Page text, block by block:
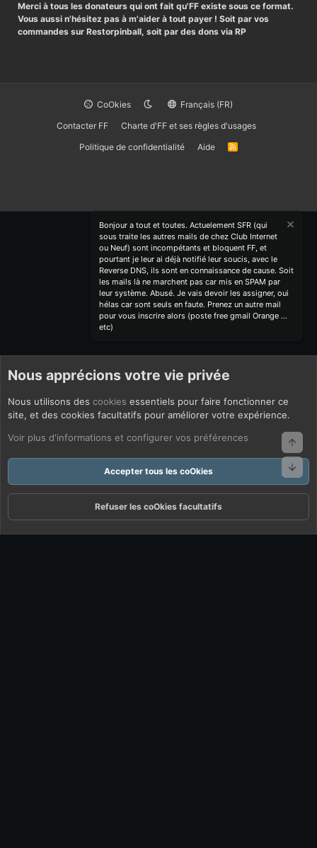
Merci à tous les donateurs qui ont fait qu'FF existe sous ce format.
Vous aussi n'hésitez pas à m'aider à tout payer ! Soit par vos
commandes sur Restorpinball, soit par des dons via RP
CoOkies
Français (FR)
Contacter FF
Charte d'FF et ses règles d'usages
Politique de confidentialité
Aide
R
Bonjour a tout et toutes. Actuelement SFR (qui
sous traite les autres mails de chez Club Internet
ou Neuf) sont incompétants et bloquent FF, et
pourtant je leur ai déjà notifié leur soucis, avec le
Reverse DNS, ils sont en connaissance de cause. Soit
les mails là ne marchent pas car mis en SPAM par
leur système. Abusé. Je vais devoir les assigner, oui
hélas car sont seuls en faute. Prenez un autre mail
pour vous inscrire alors (poste free gmail Orange ...
etc)
Nous apprécions votre vie privée
Nous utilisons des cookies essentiels pour faire fonctionner ce
site, et des cookies facultatifs pour améliorer votre expérience.
Voir plus d'informations et configurer vos préférences
Accepter tous les coOkies
Refuser les coOkies facultatifs